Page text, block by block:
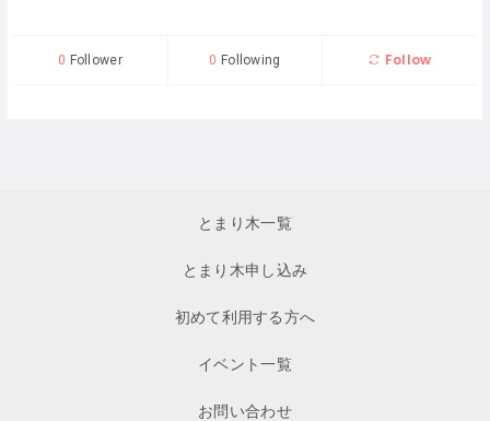
0 Follower 0 Following Follow
とまり木一覧
とまり木申し込み
初めて利用する方へ
イベント一覧
お問い合わせ